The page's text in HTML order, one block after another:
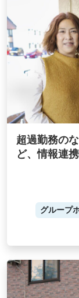
超過勤務の
ど、情報連
グループ